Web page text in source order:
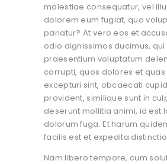
molestiae consequatur, vel
dolorem eum fugiat, quo
pariatur? At vero eos et
odio dignissimos ducimus,
praesentium voluptatum
corrupti, quos dolores et
excepturi sint, obcaecati
provident, similique sunt in
deserunt mollitia animi, id est
dolorum fuga. Et harum
facilis est et expedita
Nam libero tempore, cum